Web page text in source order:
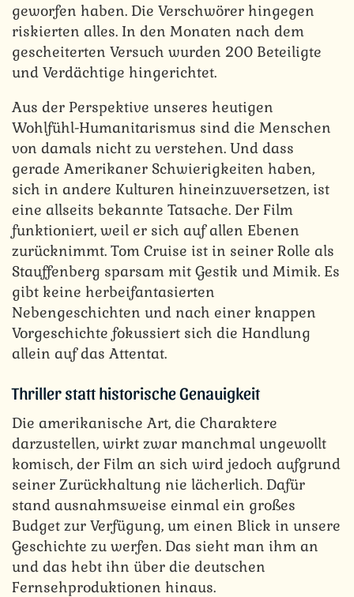
geworfen haben. Die Verschwörer hingegen
riskierten alles. In den Monaten nach dem
gescheiterten Versuch wurden 200 Beteiligte
und Verdächtige hingerichtet.
Aus der Perspektive unseres heutigen
Wohlfühl-Humanitarismus sind die Menschen
von damals nicht zu verstehen. Und dass
gerade Amerikaner Schwierigkeiten haben,
sich in andere Kulturen hineinzuversetzen, ist
eine allseits bekannte Tatsache. Der Film
funktioniert, weil er sich auf allen Ebenen
zurücknimmt. Tom Cruise ist in seiner Rolle als
Stauffenberg sparsam mit Gestik und Mimik. Es
gibt keine herbeifantasierten
Nebengeschichten und nach einer knappen
Vorgeschichte fokussiert sich die Handlung
allein auf das Attentat.
Thriller statt historische Genauigkeit
Die amerikanische Art, die Charaktere
darzustellen, wirkt zwar manchmal ungewollt
komisch, der Film an sich wird jedoch aufgrund
seiner Zurückhaltung nie lächerlich. Dafür
stand ausnahmsweise einmal ein großes
Budget zur Verfügung, um einen Blick in unsere
Geschichte zu werfen. Das sieht man ihm an
und das hebt ihn über die deutschen
Fernsehproduktionen hinaus.